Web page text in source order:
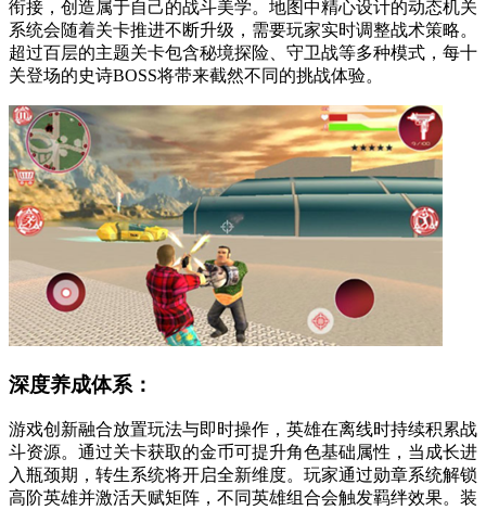
衔接，创造属于自己的战斗美学。地图中精心设计的动态机关
系统会随着关卡推进不断升级，需要玩家实时调整战术策略。
超过百层的主题关卡包含秘境探险、守卫战等多种模式，每十
关登场的史诗BOSS将带来截然不同的挑战体验。
深度养成体系：
游戏创新融合放置玩法与即时操作，英雄在离线时持续积累战
斗资源。通过关卡获取的金币可提升角色基础属性，当成长进
入瓶颈期，转生系统将开启全新维度。玩家通过勋章系统解锁
高阶英雄并激活天赋矩阵，不同英雄组合会触发羁绊效果。装